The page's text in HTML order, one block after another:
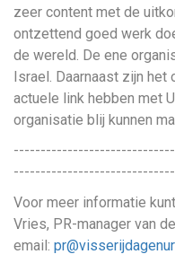
zeer content met de
ontzettend goed werk
de wereld. De ene
Israel. Daarnaast zijn
actuele link hebben met
organisatie blij kunnen
Voor meer informatie
Vries, PR-manager van
email: